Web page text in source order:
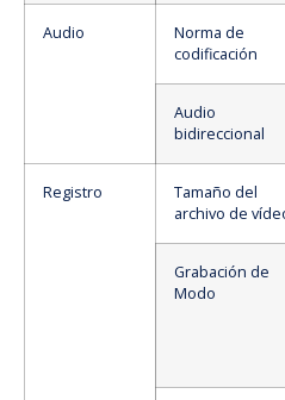
Audio
Norma de
codificación
Audio
bidireccional
Registro
Tamaño del
archivo de
Grabación de
Modo